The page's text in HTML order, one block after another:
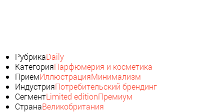
РубрикаDaily
КатегорияПарфюмерия и косметика
ПриемИллюстрацияМинимализм
ИндустрияПотребительский брендинг
СегментLimited editionПремиум
СтранаВеликобритания